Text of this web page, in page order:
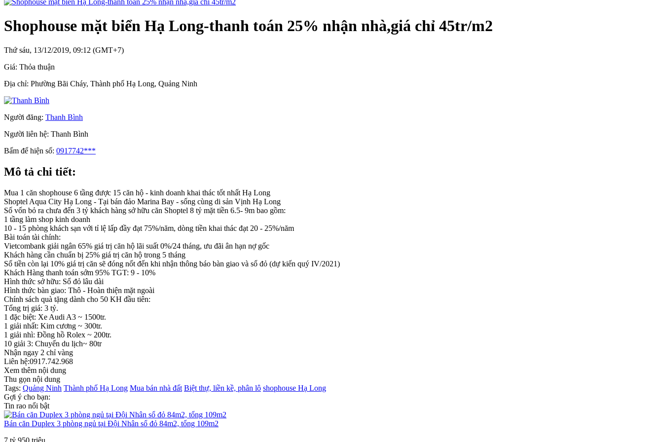
Shophouse mặt biển Hạ Long-thanh toán 25% nhận nhà,giá chỉ 45tr/m2
Thứ sáu, 13/12/2019, 09:12 (GMT+7)
Giá: Thỏa thuận
Địa chỉ: Phường Bãi Cháy, Thành phố Hạ Long, Quảng Ninh
Người đăng: Thanh Bình
Người liên hệ: Thanh Bình
Bấm để hiện số: 0917742***
Mô tả chi tiết:
Mua 1 căn shophouse 6 tầng được 15 căn hộ - kinh doanh khai thác tốt nhất Hạ Long
Shoptel Aqua City Hạ Long - Tại bán đảo Marina Bay - sống cùng di sản Vịnh Hạ Long
Số vốn bỏ ra chưa đến 3 tỷ khách hàng sở hữu căn Shoptel 8 tỷ mặt tiền 6.5- 9m bao gồm:
1 tầng làm shop kinh doanh
10 - 15 phòng khách sạn với tỉ lệ lấp đầy đạt 75%/năm, dòng tiền khai thác đạt 20 - 25%/năm
Bài toán tài chính:
Vietcombank giải ngân 65% giá trị căn hộ lãi suất 0%/24 tháng, ưu đãi ân hạn nợ gốc
Khách hàng cần chuẩn bị 25% giá trị căn hộ trong 5 tháng
Số tiền còn lại 10% giá trị căn sẽ đóng nốt đến khi nhận thông báo bàn giao và sổ đỏ (dự kiến quý IV/2021)
Khách Hàng thanh toán sớm 95% TGT: 9 - 10%
Hình thức sở hữu: Sổ đỏ lâu dài
Hình thức bàn giao: Thô - Hoàn thiện mặt ngoài
Chính sách quà tặng dành cho 50 KH đầu tiên:
Tổng trị giá: 3 tỷ.
1 đặc biệt: Xe Audi A3 ~ 1500tr.
1 giải nhất: Kim cương ~ 300tr.
1 giải nhì: Đồng hồ Rolex ~ 200tr.
10 giải 3: Chuyến du lịch~ 80tr
Nhận ngay 2 chỉ vàng
Liên hệ:0917.742.968
Xem thêm nội dung
Thu gọn nội dung
Tags: Quảng Ninh Thành phố Hạ Long Mua bán nhà đất Biệt thự, liền kề, phân lô shophouse Hạ Long
Gợi ý cho bạn:
Tin rao nổi bật
Bán căn Duplex 3 phòng ngủ tại Đội Nhân sổ đỏ 84m2, tổng 109m2
7 tỷ 950 triệu